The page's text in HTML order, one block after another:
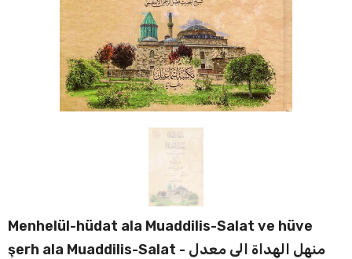
Menhelül-hüdat ala Muaddilis-Salat ve hüve
şerh ala Muaddilis-Salat - منهل الهداة الى معدل